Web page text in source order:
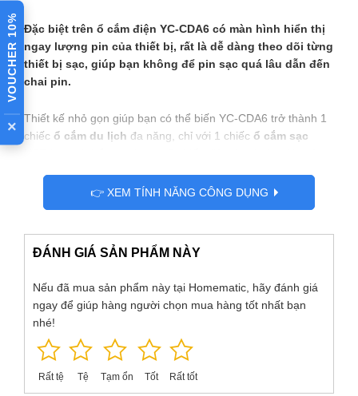
Đặc biệt trên ổ cắm điện YC-CDA6 có màn hình hiển thị
ngay lượng pin của thiết bị, rất là dễ dàng theo dõi từng
thiết bị sạc, giúp bạn không để pin sạc quá lâu dẫn đến
chai pin.
Thiết kế nhỏ gọn giúp bạn có thể biến YC-CDA6 trở thành 1
chiếc ổ cắm du lịch đa năng, chỉ với 1 chiếc ổ cắm sạc
👉 XEM TÍNH NĂNG CÔNG DỤNG
ĐÁNH GIÁ SẢN PHẨM NÀY
Nếu đã mua sản phẩm này tại Homematic, hãy đánh giá
ngay để giúp hàng người chọn mua hàng tốt nhất bạn
nhé!
Rất tệ Tệ Tạm ổn Tốt Rất tốt
VOUCHER 10%
×